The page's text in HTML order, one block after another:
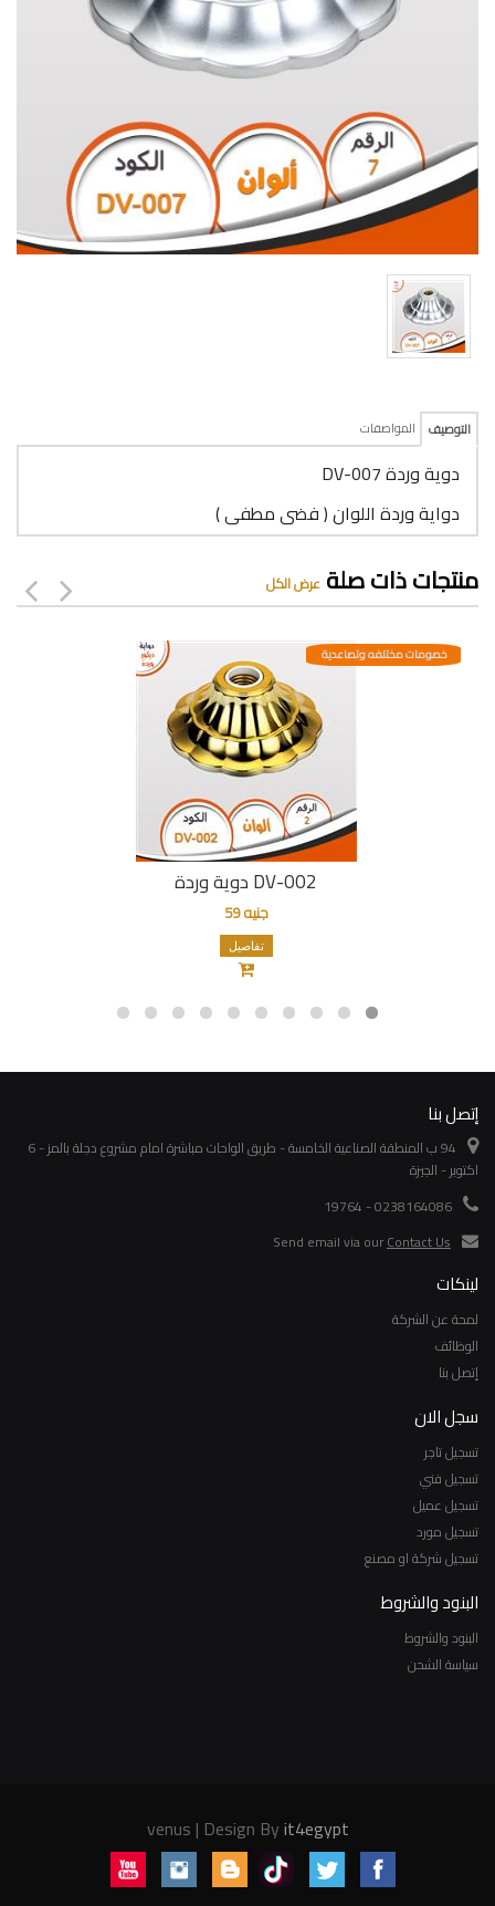
التوصيف المواصفات
دوية وردة DV-007
دواية وردة اللوان ( فضى مطفى )
منتجات ذات صلة عرض الكل
دوية وردة DV-002
خصومات مختلفه وتصاعدية
جنيه 59
تفاصيل
إتصل بنا
94 ب المنطقة الصناعية الخامسة - طريق الواحات مباشرة امام مشروع دجلة بالمز - 6
اكتوبر - الجيزة
0238164086 - 19764
Send email via ourContact Us
لينكات
لمحة عن الشركة
الوظائف
إتصل بنا
سجل الان
تسجيل تاجر
تسجيل فني
تسجيل عميل
تسجيل مورد
تسجيل شركة او مصنع
البنود والشروط
البنود والشروط
سياسة الشحن
venus | Design Byit4egypt